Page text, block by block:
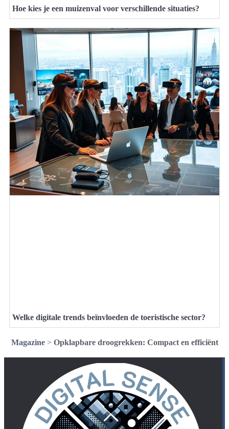
Hoe kies je een muizenval voor verschillende situaties?
Welke digitale trends beïnvloeden de toeristische sector?
Magazine> Opklapbare droogrekken: Compact en efficiënt